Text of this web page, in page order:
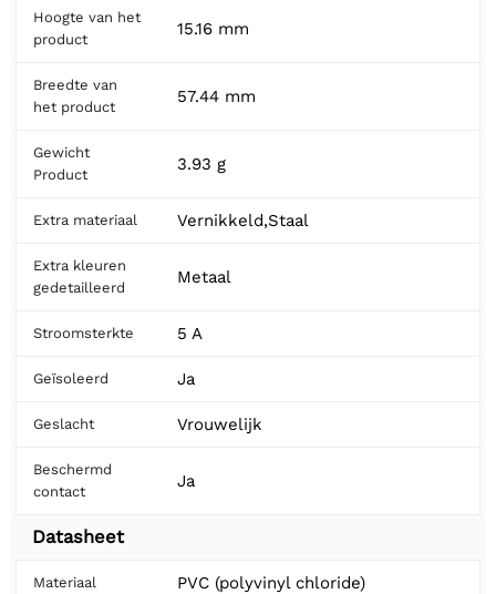
Hoogte van het
product
15.16 mm
Breedte van
het product
57.44 mm
Gewicht
Product
3.93 g
Extra materiaal Vernikkeld,Staal
Extra kleuren
gedetailleerd
Metaal
Stroomsterkte 5 A
Geïsoleerd Ja
Geslacht Vrouwelijk
Beschermd
contact
Ja
Datasheet
Materiaal PVC (polyvinyl chloride)